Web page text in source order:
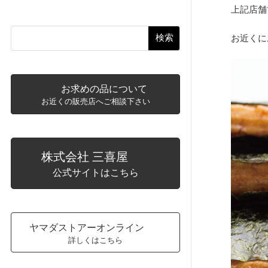
検索
お求めの品について
お近くの販売店へご相談下さい
株式会社 三喜屋
公式サイトはこちら
ヤマダストアーオンライン
詳しくはこちら
上記店
お近く